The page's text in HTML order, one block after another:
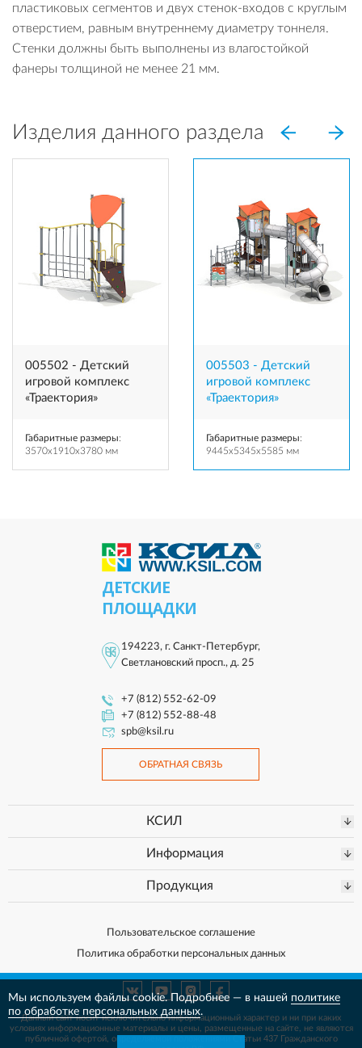
пластиковых сегментов и двух стенок-входов с круглым
отверстием, равным внутреннему диаметру тоннеля.
Стенки должны быть выполнены из влагостойкой
фанеры толщиной не менее 21 мм.
Изделия данного раздела
005502 - Детский
игровой комплекс
«Траектория»
Габаритные размеры:
3570x1910x3780 мм
005503 - Детский
игровой комплекс
«Траектория»
Габаритные размеры:
9445x5345x5585 мм
ДЕТСКИЕ
ПЛОЩАДКИ
194223, г. Санкт-Петербург,
Светлановский просп., д. 25
+7 (812) 552-62-09
+7 (812) 552-88-48
spb@ksil.ru
ОБРАТНАЯ СВЯЗЬ
КСИЛ
Информация
Продукция
Пользовательское соглашение
Политика обработки персональных данных
Данный сайт носит исключительно информационный характер и ни при каких
условиях информационные материалы и цены, размещенные на сайте, неявляются
публичной офертой, определяемой положениями Статьи 437 Гражданского
Мы используем файлы cookie. Подробнее — в нашей политике
по обработке персональных данных.